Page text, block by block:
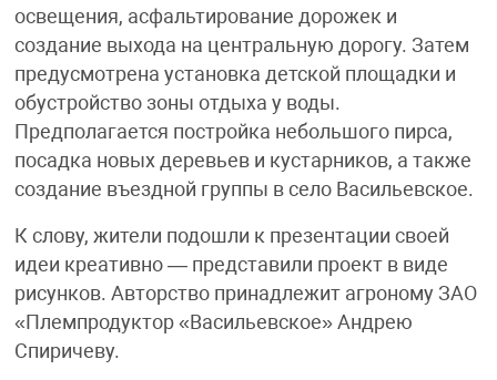
освещения, асфальтирование дорожек и
создание выхода на центральную дорогу. Затем
предусмотрена установка детской площадки и
обустройство зоны отдыха у воды.
Предполагается постройка небольшого пирса,
посадка новых деревьев и кустарников, а также
создание въездной группы в село Васильевское.
К слову, жители подошли к презентации своей
идеи креативно — представили проект в виде
рисунков. Авторство принадлежит агроному ЗАО
«Племпродуктор «Васильевское» Андрею
Спиричеву.